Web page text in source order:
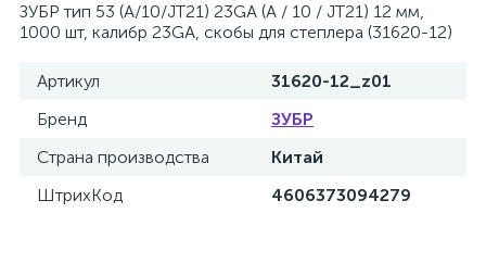
ЗУБР тип 53 (A/10/JT21) 23GA (A / 10 / JT21) 12 мм,
1000 шт, калибр 23GA, скобы для степлера (31620-12)
Артикул
31620-12_z01
Бренд
ЗУБР
Страна производства
Китай
ШтрихКод
4606373094279